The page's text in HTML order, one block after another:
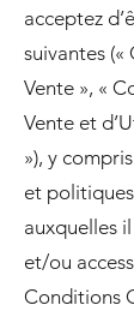
acceptez
suivantes
Vente », «
Vente et
»), y
et
auxquelles
et/ou
Conditions